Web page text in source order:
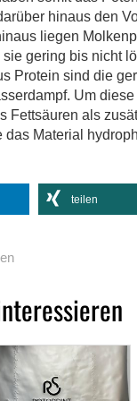
hinaus den
liegen
gering bis nicht
Protein sind die
Um
Fettsäuren als
das Material
teilen